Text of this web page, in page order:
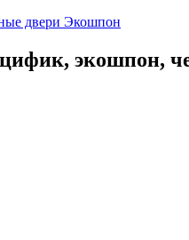
двери Экошпон
экошпон,